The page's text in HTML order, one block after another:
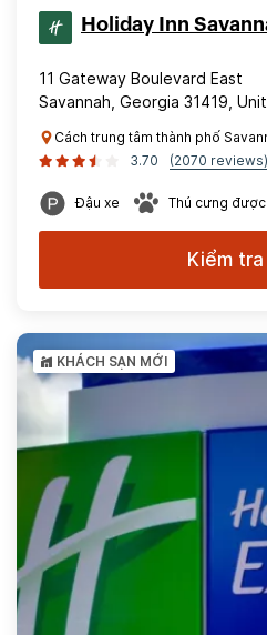
Holiday Inn
11 Gateway Boulevard East
Savannah, Georgia 31419,
Cách trung tâm thành phố
3.70
(2070 reviews)
Đậu xe Thú cưng được
Kiểm
KHÁCH SẠN MỚI